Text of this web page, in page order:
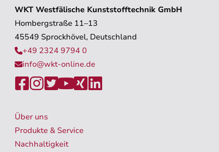
WKT Westfälische Kunststofftechnik GmbH
Hombergstraße 11–13
45549 Sprockhövel, Deutschland
+49 2324 9794 0
info@wkt-online.de
  
Über uns
Produkte & Service
Nachhaltigkeit